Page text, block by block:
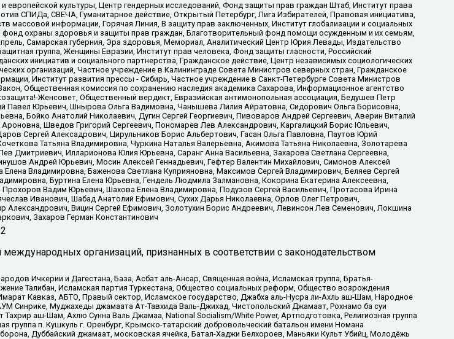
культуры, Центр гендерных исследований, Фонд защиты прав граждан Штаб, Институт права
СПИДа, СВЕЧА, Гуманитарное действие, Открытый Петербург, Лига Избирателей, Правовая инициатива,
информации, Горячая Линия, В защиту прав заключенных, Институт глобализации и социальных
охраны здоровья и защиты прав граждан, Благотворительный фонд помощи осужденным и их семьям,
Самарская губерния, Эра здоровья, Мемориал, Аналитический Центр Юрия Левады, Издательство
группа, Женщины Евразии, Институт прав человека, Фонд защиты гласности, Российский
инициатив и социального партнерства, Гражданское действие, Центр независимых социологических
организаций, Частное учреждение в Калининграде Совета Министров северных стран, Гражданское
Институт развития прессы - Сибирь, Частное учреждение в Санкт-Петербурге Совета Министров
Общественная комиссия по сохранению наследия академика Сахарова, Информационное агентство
Женсовет, Общественный вердикт, Евразийская антимонопольная ассоциация, Бедушев Петр
Павел Юрьевич, Шнырова Ольга Вадимовна, Чанышева Лилия Айратовна, Сидорович Ольга Борисовна,
Бойко Анатолий Николаевич, Дугин Сергей Георгиевич, Пивоваров Андрей Сергеевич, Аверин Виталий
Шведов Григорий Сергеевич, Пономарев Лев Александрович, Каргалицкий Борис Юльевич,
Сергей Алексадрович, Цирульников Борис Альбертович, Гасан Ольга Павловна, Паутов Юрий
Татьяна Владимировна, Чуркина Наталья Валерьевна, Акимова Татьяна Николаевна, Золотарева
Дмитриевич, Илларионова Юлия Юрьевна, Саранг Анна Васильевна, Захарова Светлана Сергеевна,
Андрей Юрьевич, Мосин Алексей Геннадьевич, Гефтер Валентин Михайлович, Симонов Алексей
Владимировна, Баженова Светлана Куприяновна, Максимов Сергей Владимирович, Беляев Сергей
Буртина Елена Юрьевна, Гендель Людмила Залмановна, Кокорина Екатерина Алексеевна,
Вадим Юрьевич, Шахова Елена Владимировна, Подузов Сергей Васильевич, Протасова Ирина
Иванович, Шабад Анатолий Ефимович, Сухих Дарья Николаевна, Орлов Олег Петрович,
Вицин Сергей Ефимович, Золотухин Борис Андреевич, Левинсон Лев Семенович, Локшина
Захаров Герман Константинович
организаций, признанных в соответствии с законодательством
Ичкерии и Дагестана, База, Асбат аль-Ансар, Священная война, Исламская группа, Братья-
Талибан, Исламская партия Туркестана, Общество социальных реформ, Общество возрождения
Кавказ, АБТО, Правый сектор, Исламское государство, Джабха аль-Нусра ли-Ахль аш-Шам, Народное
Синрике, Муджахеды джамаата Ат-Тавхида Валь-Джихад, Чистопольский Джамаат, Рохнамо ба суи
аш-Шам, Ахлю Сунна Валь Джамаа, National Socialism/White Power, Артподготовка, Религиозная группа
группа п. Кушкуль г. Оренбург, Крымско-татарский добровольческий батальон имени Номана
Дуббайский джамаат, московская ячейка, Батал-Хаджи Белхороев, Маньяки Культ Убийц, Молодёжь